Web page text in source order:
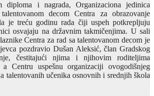
diploma i nagrada, Organizaciona jedinica
decom Centra za obrazovanje
je treću godinu rada čiji uspeh potkrepljuju
osvajaju na državnim takmičenjima. U sali
Centra za rad sa talentovanom decom je
pozdravio Dušan Aleksić, član Gradskog
čestitajući njima i njihovim roditeljima
a Centru uspešnu organizaciji ovogodišnjeg
talentovanih učenika osnovnih i srednjih škola